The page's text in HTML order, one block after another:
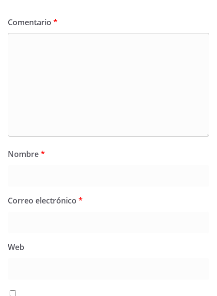
Comentario *
Nombre*
Correo electrónico *
Web